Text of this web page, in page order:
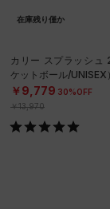
在庫残り僅か
カリー スプラッシュ
ケットボール/UNISEX）
￥9,779 30%OFF
￥13,970